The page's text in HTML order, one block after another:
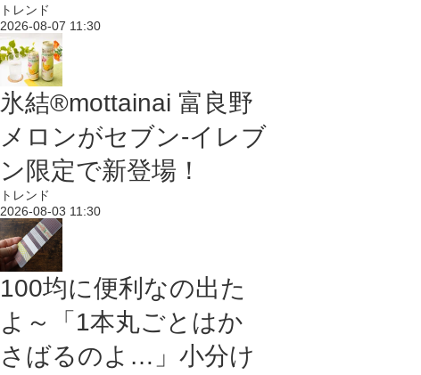
トレンド
2026-08-07 11:30
氷結®mottainai 富良野
メロンがセブン‐イレブ
ン限定で新登場！
トレンド
2026-08-03 11:30
100均に便利なの出た
よ～「1本丸ごとはか
さばるのよ…」小分け